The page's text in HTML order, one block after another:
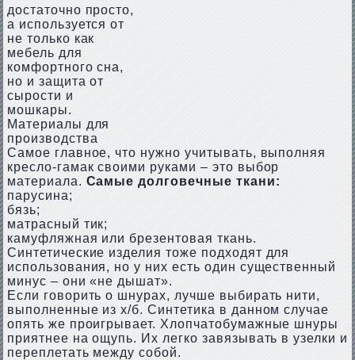
достаточно просто,
а используется от
не только как
мебель для
комфортного сна,
но и защита от
сырости и
мошкары.
Материалы для
производства
Самое главное, что нужно учитывать, выполняя
кресло-гамак своими руками – это выбор
материала. Самые долговечные ткани:
парусина;
бязь;
матрасный тик;
камуфляжная или брезентовая ткань.
Синтетические изделия тоже подходят для
использования, но у них есть один существенный
минус – они «не дышат».
Если говорить о шнурах, лучше выбирать нити,
выполненные из х/б. Синтетика в данном случае
опять же проигрывает. Хлопчатобумажные шнуры
приятнее на ощупь. Их легко завязывать в узелки и
переплетать между собой.